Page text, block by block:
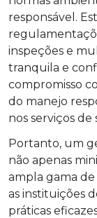
responsável.
inspeções e
tranquila e
compromisso
do manejo
nos serviços de
Portanto, um
não apenas
ampla gama de
as instituições
práticas